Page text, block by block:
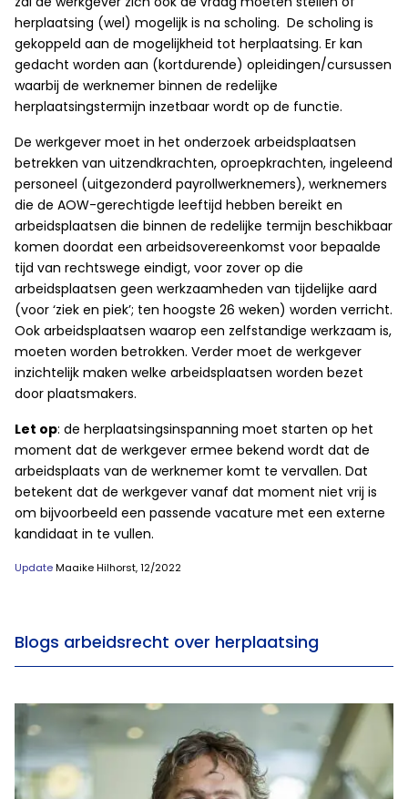
herplaatsing (wel) mogelijk is na scholing. De scholing is
gekoppeld aan de mogelijkheid tot herplaatsing. Er kan
gedacht worden aan (kortdurende) opleidingen/cursussen
waarbij de werknemer binnen de redelijke
herplaatsingstermijn inzetbaar wordt op de functie.
De werkgever moet in het onderzoek arbeidsplaatsen
betrekken van uitzendkrachten, oproepkrachten, ingeleend
personeel (uitgezonderd payrollwerknemers), werknemers
die de AOW-gerechtigde leeftijd hebben bereikt en
arbeidsplaatsen die binnen de redelijke termijn beschikbaar
komen doordat een arbeidsovereenkomst voor bepaalde
tijd van rechtswege eindigt, voor zover op die
arbeidsplaatsen geen werkzaamheden van tijdelijke aard
(voor ‘ziek en piek’; ten hoogste 26 weken) worden verricht.
Ook arbeidsplaatsen waarop een zelfstandige werkzaam is,
moeten worden betrokken. Verder moet de werkgever
inzichtelijk maken welke arbeidsplaatsen worden bezet
door plaatsmakers.
Let op: de herplaatsingsinspanning moet starten op het
moment dat de werkgever ermee bekend wordt dat de
arbeidsplaats van de werknemer komt te vervallen. Dat
betekent dat de werkgever vanaf dat moment niet vrij is
om bijvoorbeeld een passende vacature met een externe
kandidaat in te vullen.
UpdateMaaike Hilhorst, 12/2022
Blogs arbeidsrecht over herplaatsing